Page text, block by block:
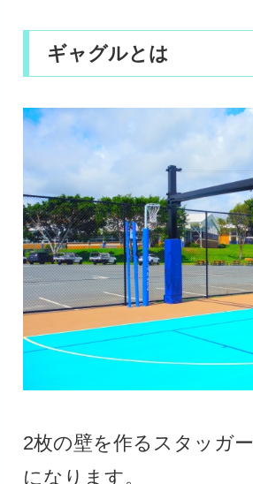
ギャグルとは
2枚の壁を作るスタッガ
になります。